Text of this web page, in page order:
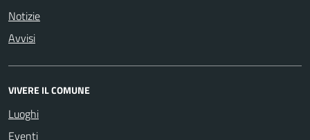
Notizie
Avvisi
VIVERE IL COMUNE
Luoghi
Eventi